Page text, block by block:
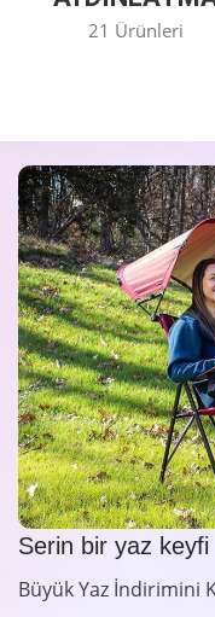
21 Ürünleri
Serin bir yaz keyfi
Büyük Yaz İndirimini